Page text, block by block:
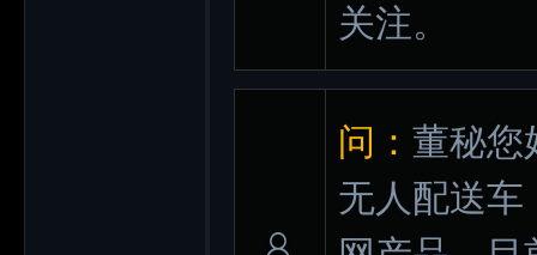
关注。
问： 董秘您
无人配送车